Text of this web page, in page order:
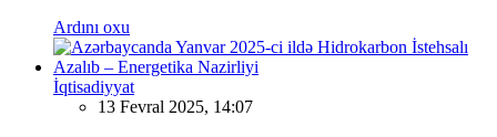
Ardını oxu
İqtisadiyyat
13 Fevral 2025, 14:07